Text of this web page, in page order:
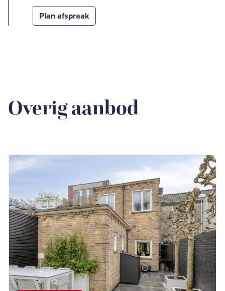
Plan afspraak
Overig aanbod